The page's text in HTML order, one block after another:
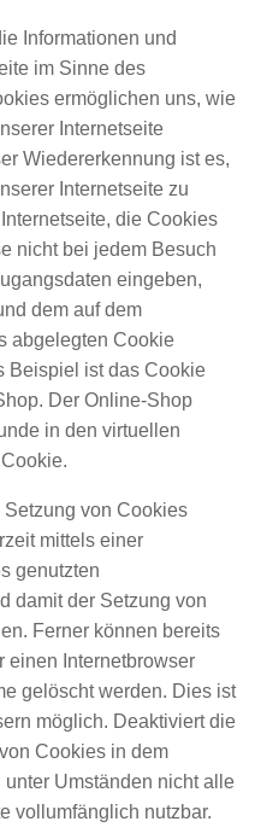
Informationen und
im Sinne des
ermöglichen uns, wie
Internetseite
Wiedererkennung ist es,
Internetseite zu
die Cookies
nicht bei jedem Besuch
eingeben,
dem auf dem
abgelegten Cookie
Beispiel ist das Cookie
Der Online-Shop
in den virtuellen
von Cookies
mittels einer
genutzten
damit der Setzung von
Ferner können bereits
einen Internetbrowser
gelöscht werden. Dies ist
möglich. Deaktiviert die
Cookies in dem
Umständen nicht alle
vollumfänglich nutzbar.